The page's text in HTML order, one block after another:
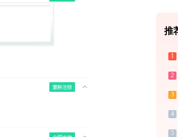
推
1
2
3
4
5